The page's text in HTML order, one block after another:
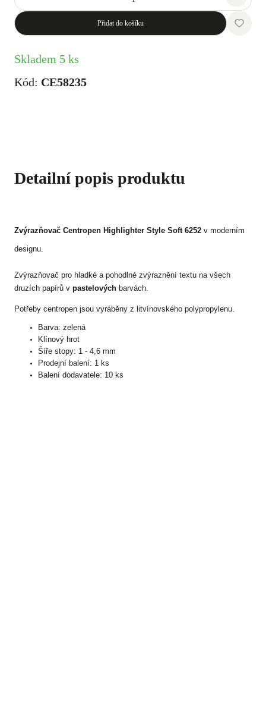
Přidat do košíku
Skladem 5 ks
Kód: CE58235
Detailní popis produktu
Zvýrazňovač Centropen Highlighter Style Soft 6252 v moderním
designu.
Zvýrazňovač pro hladké a pohodlné zvýraznění textu na všech
druzích papírů v pastelových barvách.
Potřeby centropen jsou vyráběny z litvínovského polypropylenu.
Barva: zelená
Klínový hrot
Šíře stopy: 1 - 4,6 mm
Prodejní balení: 1 ks
Balení dodavatele: 10 ks